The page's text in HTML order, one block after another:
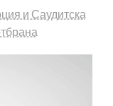
и Саудитска